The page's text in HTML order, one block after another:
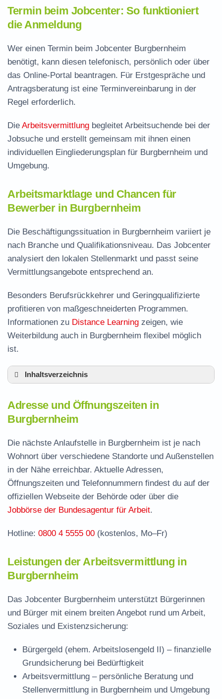
Termin beim Jobcenter: So funktioniert
die Anmeldung
Wer einen Termin beim Jobcenter Burgbernheim
benötigt, kann diesen telefonisch, persönlich oder über
das Online-Portal beantragen. Für Erstgespräche und
Antragsberatung ist eine Terminvereinbarung in der
Regel erforderlich.
Die Arbeitsvermittlung begleitet Arbeitsuchende bei der
Jobsuche und erstellt gemeinsam mit ihnen einen
individuellen Eingliederungsplan für Burgbernheim und
Umgebung.
Arbeitsmarktlage und Chancen für
Bewerber in Burgbernheim
Die Beschäftigungssituation in Burgbernheim variiert je
nach Branche und Qualifikationsniveau. Das Jobcenter
analysiert den lokalen Stellenmarkt und passt seine
Vermittlungsangebote entsprechend an.
Besonders Berufsrückkehrer und Geringqualifizierte
profitieren von maßgeschneiderten Programmen.
Informationen zu Distance Learning zeigen, wie
Weiterbildung auch in Burgbernheim flexibel möglich
ist.
Inhaltsverzeichnis
Leistungen der Arbeitsvermittlung in
Burgbernheim
Termin vereinbaren und Bürgergeld beantragen
Jobcenter Neustadt an der Aisch-Bad
Windsheim – zuständige Stelle
Stellenangebote und Jobbörse in
Burgbernheim
Adresse und Öffnungszeiten in
Burgbernheim
Die nächste Anlaufstelle in Burgbernheim ist je nach
Wohnort über verschiedene Standorte und Außenstellen
in der Nähe erreichbar. Aktuelle Adressen,
Öffnungszeiten und Telefonnummern findest du auf der
offiziellen Webseite der Behörde oder über die
Jobbörse der Bundesagentur für Arbeit.
Hotline: 0800 4 5555 00 (kostenlos, Mo–Fr)
Leistungen der Arbeitsvermittlung in
Burgbernheim
Das Jobcenter Burgbernheim unterstützt Bürgerinnen
und Bürger mit einem breiten Angebot rund um Arbeit,
Soziales und Existenzsicherung:
Bürgergeld (ehem. Arbeitslosengeld II) – finanzielle
Grundsicherung bei Bedürftigkeit
Arbeitsvermittlung – persönliche Beratung und
Stellenvermittlung in Burgbernheim und Umgebung